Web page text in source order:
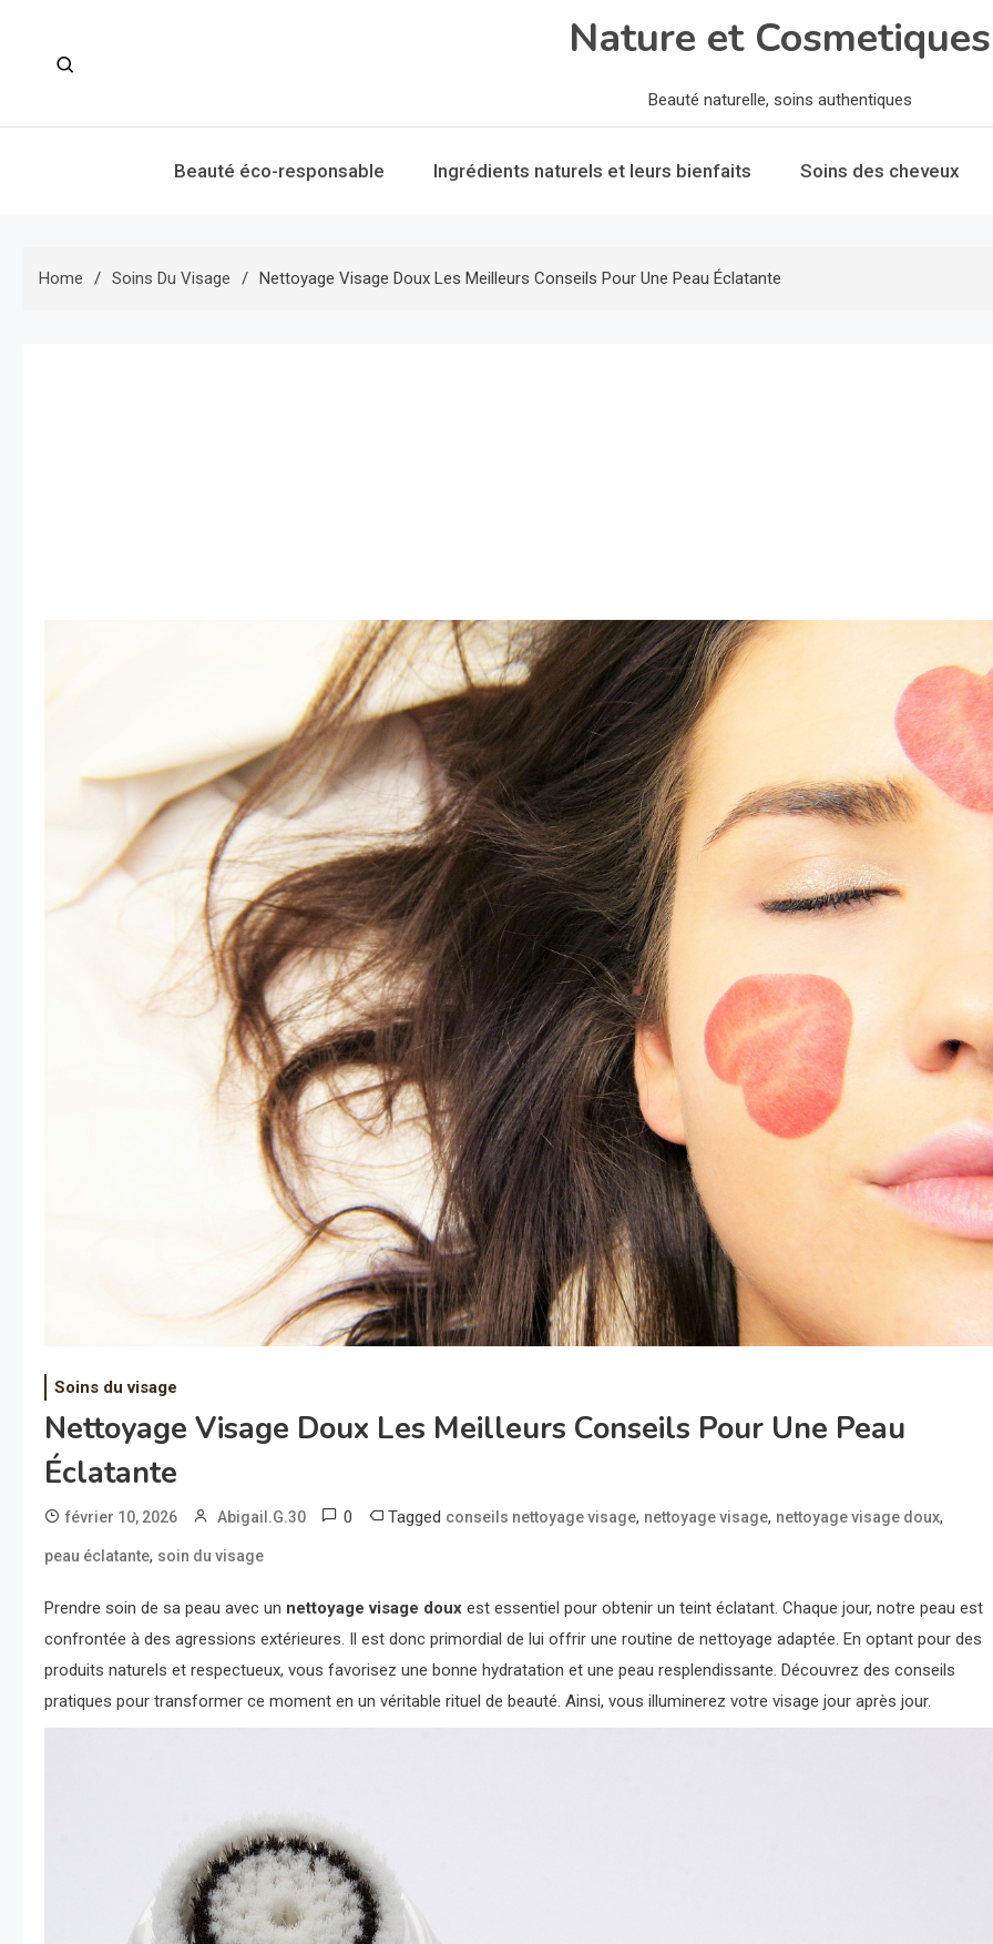
Nature et Cosmetiques
Beauté naturelle, soins authentiques
Beauté éco-responsable Ingrédients naturels et leurs bienfaits Soins des cheveux
Home Soins Du Visage Nettoyage Visage Doux Les Meilleurs Conseils Pour Une Peau Éclatante
Soins du visage
Nettoyage Visage Doux Les Meilleurs Conseils Pour Une Peau
Éclatante
février 10, 2026 Abigail.G.30 0 Tagged conseils nettoyage visage, nettoyage visage, nettoyage visage doux,
peau éclatante, soin du visage
Prendre soin de sa peau avec un nettoyage visage doux est essentiel pour obtenir un teint éclatant. Chaque jour, notre peau est
confrontée à des agressions extérieures. Il est donc primordial de lui offrir une routine de nettoyage adaptée. En optant pour des
produits naturels et respectueux, vous favorisez une bonne hydratation et une peau resplendissante. Découvrez des conseils
pratiques pour transformer ce moment en un véritable rituel de beauté. Ainsi, vous illuminerez votre visage jour après jour.